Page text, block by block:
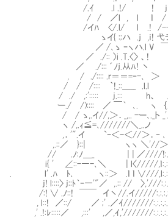
/.ｲ .l .!/ ! j ﾞ
/ / ／l , l ｌ / ', !
/イﾊ </.l/ l .! /--ヽ!＼
ゝイ{ :;ハ .ｊ ,ｉ! 弋テ"
／ /､ゝ ｰヽハ.l V ￣
／ ./:: ）i .T.〈〉
／ ./::: ´ﾉｊ.从ﾊ! 丶 ＿ ｲ
, / ./:::: .ｒ＝＝=‐-､
/ / /:::: ｀!_::＿__ .l.l
/ ./ ,:'::::: j.::: h、 //
ー./ /):::: ／ ￣｀ ､. ヽ ｛.
/ / ゝ,.イ//,＞．_,.. -ー､._ト _'
ヽ /,.ｨ≦=､///////＼_..ノ
,．'".イ `ｰ＜-＜//＞．‐ ､
,.::／ }::| ヽヽ ＼'//＞､＼
// .ﾉ:ﾉ＿_ | | ／////!:.:＼
i{ ' ∠::-―-､＼ | l〈/////,ｌ
. l' .ﾊ ﾄ､ ヽ::＞ .ｌ ｌ ∨///
j! l::::〉 j::ﾄ｀ｰ一'"／ ,.:: // 〉
/:! ∨ .ﾉ::! ￣￣ イ丶//.イ
, l::! ／::/ ／ ;' .／ｲ
,' .!:ﾚ:::::／ ,:::' ,／,ｲ,'///////